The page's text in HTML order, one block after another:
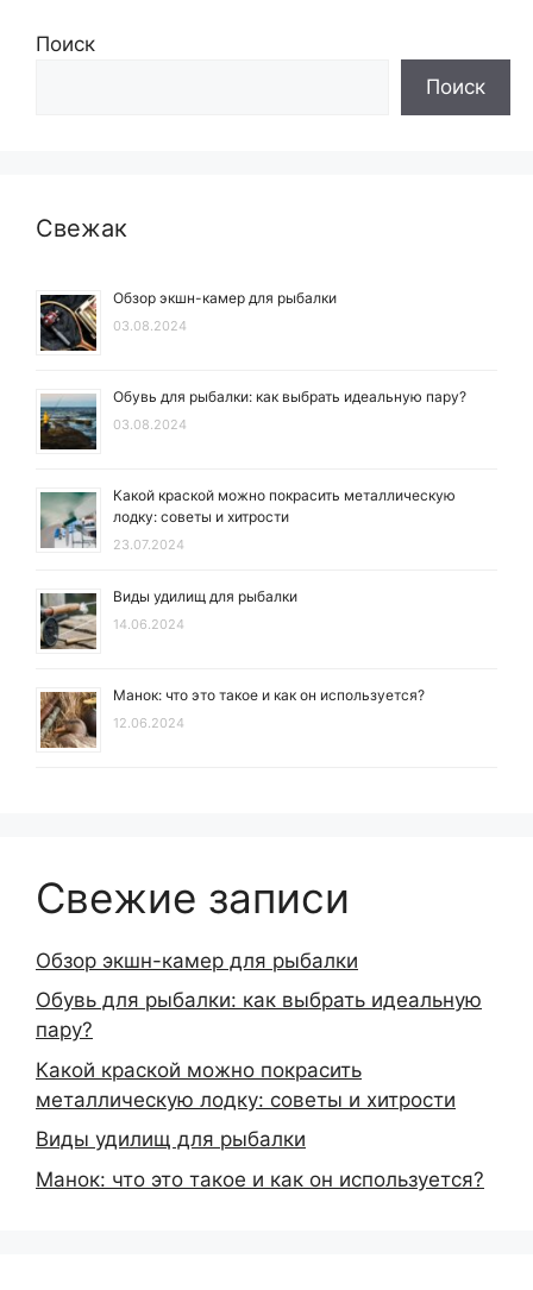
Поиск
Поиск
Свежак
Обзор экшн-камер для рыбалки
03.08.2024
Обувь для рыбалки: как выбрать идеальную пару?
03.08.2024
Какой краской можно покрасить металлическую
лодку: советы и хитрости
23.07.2024
Виды удилищ для рыбалки
14.06.2024
Манок: что это такое и как он используется?
12.06.2024
Свежие записи
Обзор экшн-камер для рыбалки
Обувь для рыбалки: как выбрать идеальную
пару?
Какой краской можно покрасить
металлическую лодку: советы и хитрости
Виды удилищ для рыбалки
Манок: что это такое и как он используется?